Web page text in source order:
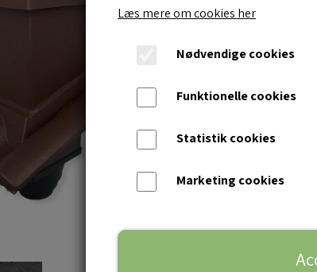
1.390,00 kr.
Taghætte med
Også vist et farve
Vælg taghældning*
15 20
Læs mere om cookies her
Nødvendige cookies
Funktionelle cookies
Statistik cookies
Marketing cookies